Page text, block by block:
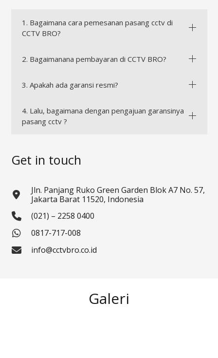
1. Bagaimana cara pemesanan pasang cctv di
CCTV BRO?
2. Bagaimanana pembayaran di CCTV BRO?
3. Apakah ada garansi resmi?
4. Lalu, bagaimana dengan pengajuan garansinya
pasang cctv ?
Get in touch
Jln. Panjang Ruko Green Garden Blok A7 No. 57,
Jakarta Barat 11520, Indonesia
(021) – 2258 0400
0817-717-008
info@cctvbro.co.id
Galeri